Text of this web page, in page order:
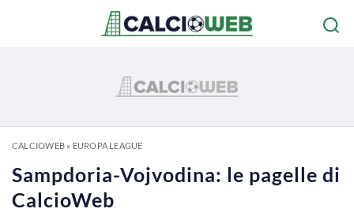
CALCIOWEB» EUROPA LEAGUE
Sampdoria-Vojvodina: le pagelle di
CalcioWeb